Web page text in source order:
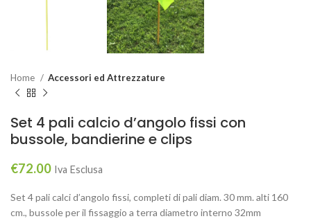
Home Accessori ed Attrezzature
Set 4 pali calcio d’angolo fissi con
bussole, bandierine e clips
€72.00 Iva Esclusa
Set 4 pali calci d’angolo fissi, completi di pali diam. 30 mm. alti 160
cm., bussole per il fissaggio a terra diametro interno 32mm